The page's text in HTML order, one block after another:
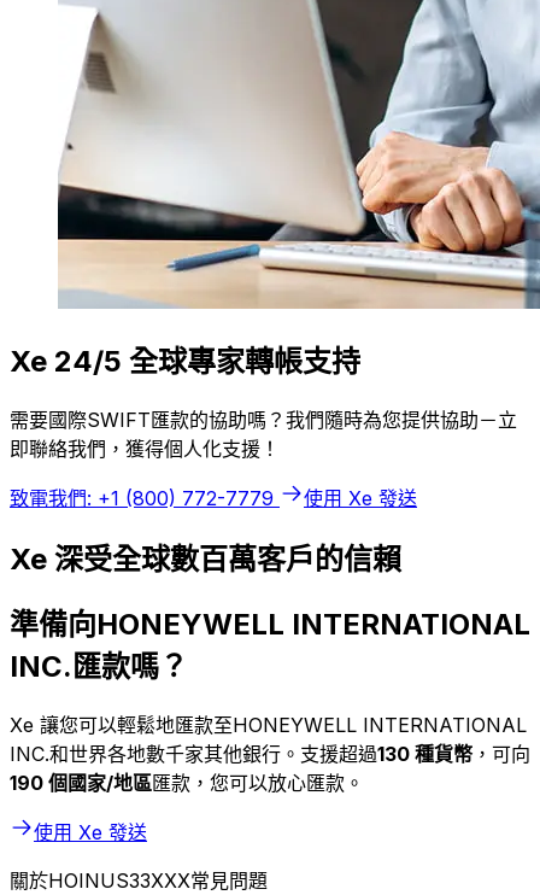
Xe 24/5 全球專家轉帳支持
需要國際SWIFT匯款的協助嗎？我們隨時為您提供協助－立
即聯絡我們，獲得個人化支援！
致電我們: +1 (800) 772-7779 使用 Xe 發送
Xe 深受全球數百萬客戶的信賴
準備向HONEYWELL INTERNATIONAL
INC.匯款嗎？
Xe 讓您可以輕鬆地匯款至HONEYWELL INTERNATIONAL
INC.和世界各地數千家其他銀行。支援超過130 種貨幣 ，可向
190 個國家/地區匯款，您可以放心匯款。
使用 Xe 發送
關於HOINUS33XXX常見問題